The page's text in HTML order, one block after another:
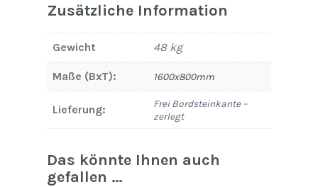
Zusätzliche Information
Gewicht 48 kg
Maße (BxT): 1600x800mm
Lieferung:
Frei Bordsteinkante –
zerlegt
Das könnte Ihnen auch
gefallen …